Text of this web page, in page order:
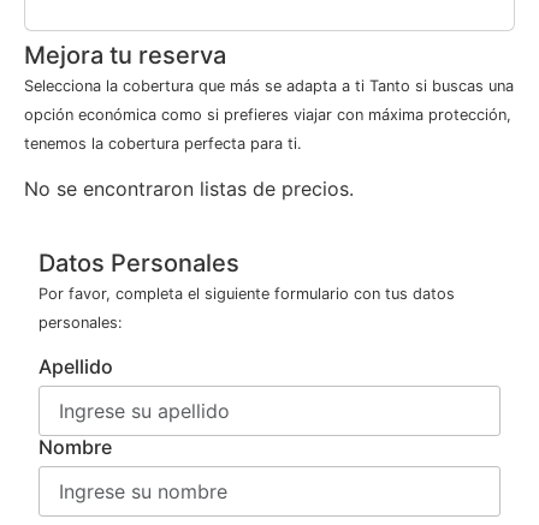
Mejora tu reserva
Selecciona la cobertura que más se adapta a ti Tanto si buscas una
opción económica como si prefieres viajar con máxima protección,
tenemos la cobertura perfecta para ti.
No se encontraron listas de precios.
Datos Personales
Por favor, completa el siguiente formulario con tus datos
personales:
Apellido
Nombre